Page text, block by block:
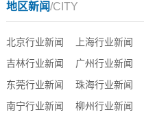
地区新闻/CITY
北京行业新闻 上海行业新闻
吉林行业新闻
广州行业新闻
东莞行业新闻
珠海行业新闻
南宁行业新闻
柳州行业新闻